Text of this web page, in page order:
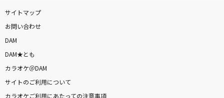
サイトマップ
お問い合わせ
DAM
DAM★とも
カラオケ＠DAM
サイトのご利用について
カラオケご利用にあたっての注意事項